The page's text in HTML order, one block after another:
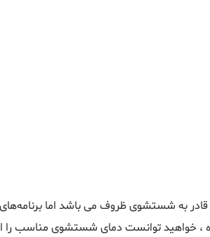
به شستشوی ظروف می باشد اما
، خواهید توانست دمای شستشوی مناسب را